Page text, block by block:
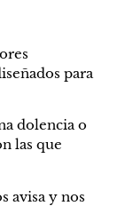
para
dolencia o
las que
avisa y nos